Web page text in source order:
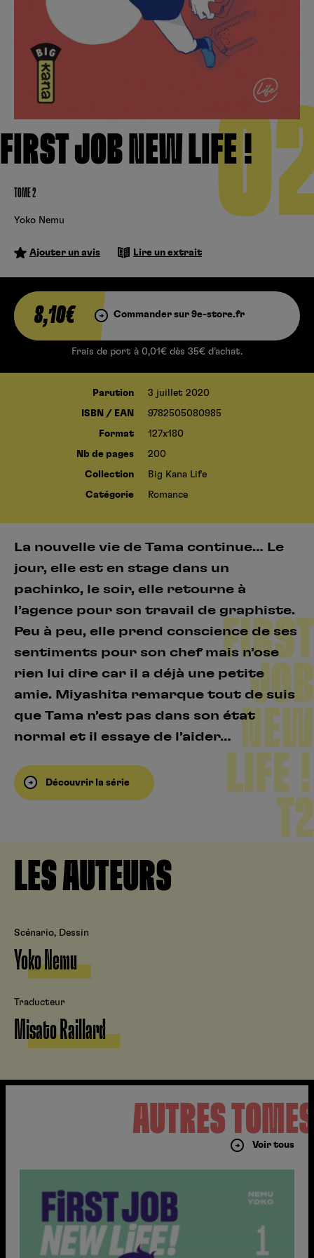
FIRST JOB NEW LIFE !
TOME 2
Yoko Nemu
Ajouter un avis Lire un extrait
8,10€ Commander sur 9e-store.fr
Frais de port à 0,01€ dès 35€ d’achat.
Parution 3 juillet 2020
ISBN / EAN 9782505080985
Format 127x180
Nb de pages 200
Collection Big Kana Life
Catégorie Romance
La nouvelle vie de Tama continue… Le
jour, elle est en stage dans un
pachinko, le soir, elle retourne à
l’agence pour son travail de graphiste.
Peu à peu, elle prend conscience de ses
sentiments pour son chef mais n’ose
rien lui dire car il a déjà une petite
amie. Miyashita remarque tout de suis
que Tama n’est pas dans son état
normal et il essaye de l’aider…
Découvrir la série
FIRST
JOB
NEW
LIFE !
T2
LES AUTEURS
Scénario, Dessin
Yoko Nemu
Traducteur
Misato Raillard
AUTRES
Voir tous
Se connecter
Hunter x Hunter
Fire Force
Black Butler